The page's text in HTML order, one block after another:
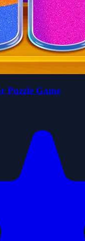
Puzzle Game